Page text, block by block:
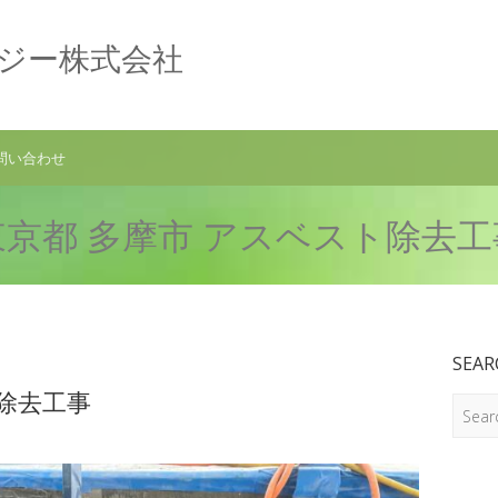
ー株式会社
い合わせ
都 多摩市 アスベスト除去
去工事